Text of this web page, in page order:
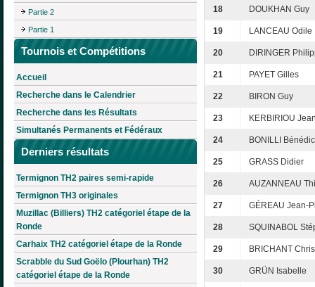
Partie 2
Partie 1
Tournois et Compétitions
Accueil
Recherche dans le Calendrier
Recherche dans les Résultats
Simultanés Permanents et Fédéraux
Derniers résultats
Termignon TH2 paires semi-rapide
Termignon TH3 originales
Muzillac (Billiers) TH2 catégoriel étape de la
Ronde
Carhaix TH2 catégoriel étape de la Ronde
Scrabble du Sud Goëlo (Plourhan) TH2
catégoriel étape de la Ronde
18 DOUKHAN Guy
19 LANCEAU Odile
20 DIRINGER
21 PAYET Gilles
22 BIRON Guy
23 KERBIRIOU
24 BONILLI
25 GRASS Didier
26 AUZANNEAU
27 GÉREAU Jean-
28 SQUINABOL
29 BRICHANT
30 GRÜN Isabelle